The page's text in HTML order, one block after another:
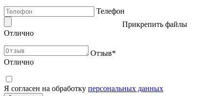
Телефон
Прикрепить файлы
Отлично
Отзыв*
Отлично
Я согласен на обработку персональных данных